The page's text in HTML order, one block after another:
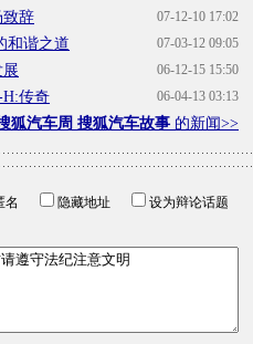
07-12-10 17:02
致辞
07-03-12 09:05
和谐之道
06-12-15 15:50
06-04-13 03:13
H:传奇
狐汽车周 搜狐汽车故事 的新闻>>
名 隐藏地址
设为辩论话题